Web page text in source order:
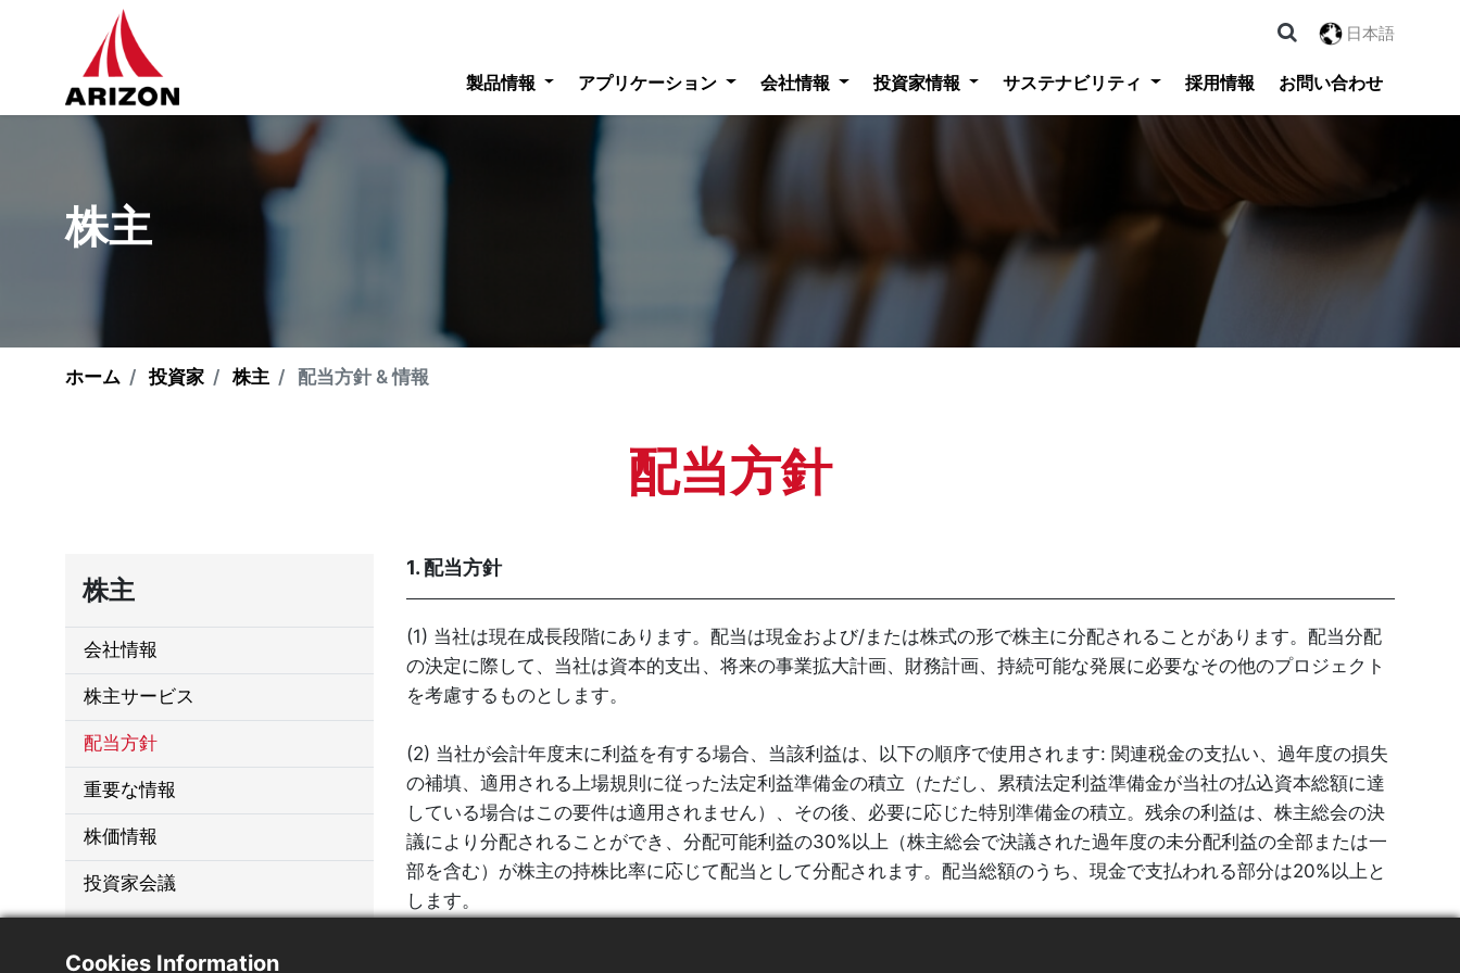
製品情報 アプリケーション 会社情報 投資家情報 サステナビリティ 採用情報 お問い合わせ
日本語
株主
ホーム 投資家 株主 配当方針 & 情報
配当方針
株主
会社情報
株主サービス
配当方針
重要な情報
株価情報
投資家会議
1. 配当方針
(1) 当社は現在成長段階にあります。配当は現金および/または株式の形で株主に分配されることがあります。配当分配
の決定に際して、当社は資本的支出、将来の事業拡大計画、財務計画、持続可能な発展に必要なその他のプロジェクト
を考慮するものとします。
(2) 当社が会計年度末に利益を有する場合、当該利益は、以下の順序で使用されます: 関連税金の支払い、過年度の損失
の補填、適用される上場規則に従った法定利益準備金の積立（ただし、累積法定利益準備金が当社の払込資本総額に達
している場合はこの要件は適用されません）、その後、必要に応じた特別準備金の積立。残余の利益は、株主総会の決
議により分配されることができ、分配可能利益の30%以上（株主総会で決議された過年度の未分配利益の全部または一
部を含む）が株主の持株比率に応じて配当として分配されます。配当総額のうち、現金で支払われる部分は20%以上と
します。
Cookies Information